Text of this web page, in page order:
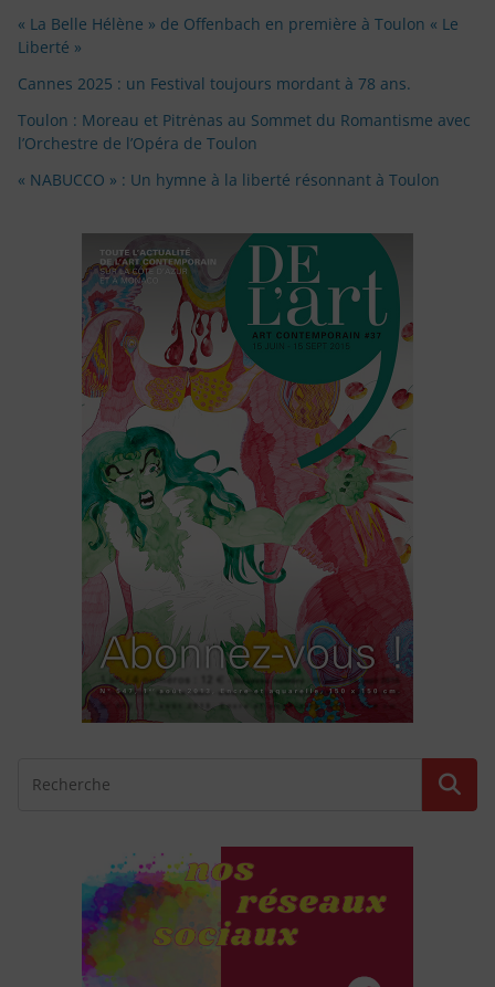
« La Belle Hélène » de Offenbach en première à Toulon « Le
Liberté »
Cannes 2025 : un Festival toujours mordant à 78 ans.
Toulon : Moreau et Pitrėnas au Sommet du Romantisme avec
l’Orchestre de l’Opéra de Toulon
« NABUCCO » : Un hymne à la liberté résonnant à Toulon